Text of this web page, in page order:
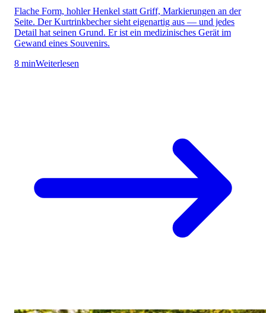
Flache Form, hohler Henkel statt Griff, Markierungen an der
Seite. Der Kurtrinkbecher sieht eigenartig aus — und jedes
Detail hat seinen Grund. Er ist ein medizinisches Gerät im
Gewand eines Souvenirs.
8 minWeiterlesen